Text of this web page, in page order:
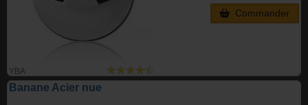
YBA
Commander
Banane Acier nue